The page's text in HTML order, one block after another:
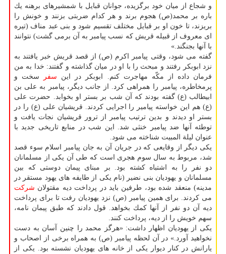
و شجاع از میان خود برگزیده، جوانان قبایل با شمشیرهای برهنه یك
باره بر محمد(ص) هجوم برند و هر كدام ضربتی بزنند و خونش را
بریزند، تا خون او بر قبایل مختلف تقسیم شود و بنی عبد مناف (تیره
ای معروف از قبیله قریش كه نسب پیامبر به آن برمی گشت) نتوانند
با آنها بجنگند.»
گفته می شود، وقتی پیامبر اكرم (ص) از قصد قریش خبر یافتند به
نزد ابوبكر رفتند و مبحث را با او در میان گذاشته و گفتند: خدا به من
فرمان داده از مكّه مهاجرت كنم. ابوبكر در این سفر
سخت و
پرمخاطره، پیامبر را همراهی كرد. از جانب دیگر، پیامبر به علی بن
ابیطالب (ع) گفته بودند كه آن شب بر بستر او بخوابد. حضرت علی
(ع) هم این خواسته پیامیر را اجرایی كردند. قریشیان علی (ع) را در
بستر او دیدند و بدین ترتیب پیامبر از ترور قریشیان نجات یافت و
توطئه آنها ضد پیامبر خنثی شد. این شب در منابع تاریخی جدید با
عنوان لیلة المبیت شناخته می شود.
یكی دیگر از وقایعی كه در جریان آن به جان پیامبر اسلام سوء قصد
شد، مربوط به سال سوم هجری است كه طی آن یكی از مسلمانان
دو نفر را به اشتباه كشته بود. بر مبنای پیمان دوستی كه بین
مسلمانان و یهودیان بنی نضیر (نام یكی از طایفه های یهود مستقر در
مدینه) منعقد شده بود، طرفین باید در پرداخت دیه مقتولان شركت
می كردند. برای همین پیامبر (ص) نزد یهودیان رفت تا برای پرداخت
دیه آن دو نفر از آنها كمك بخواهد. قول دادند كه طبق پیمان نامه،
سهم خویش را از دیه، پرداخت كنند.
یكی از یهودیان اظهار داشت: «هرگز محمد را چنین آسان به دست
نخواهید آورد.» در آن لحظه پیامبر (ص) به همراه برخی از اصحاب و
یارانش در كنار دیوار یكی از خانه های یهودیان نشسته بود. یكی از